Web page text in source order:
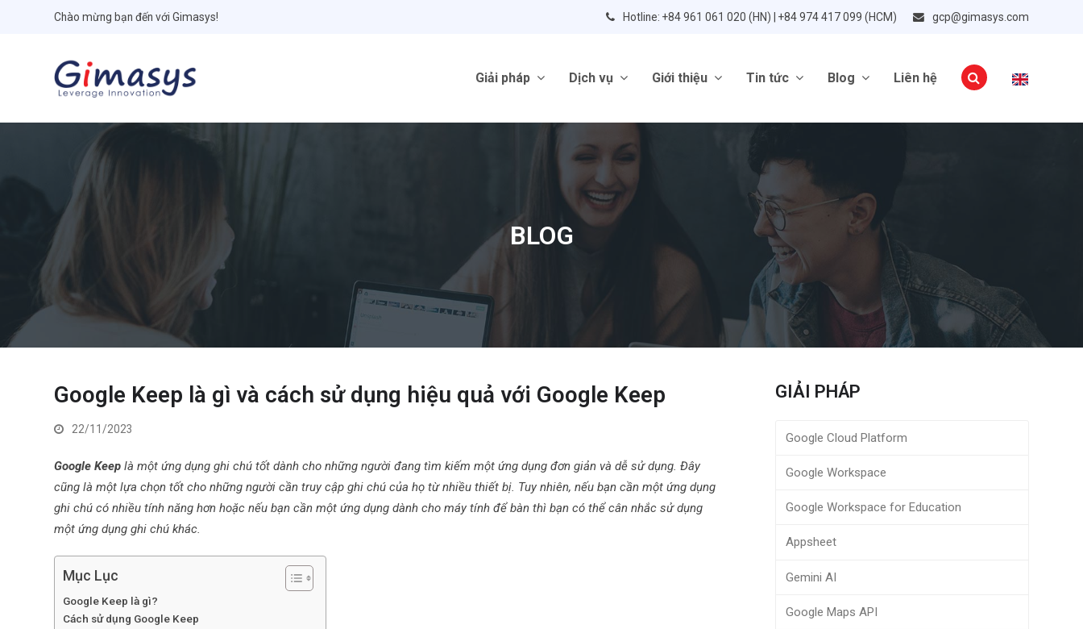
Chào mừng bạn đến với Gimasys! Hotline: +84 961 061 020 (HN) | +84 974 417 099 (HCM) gcp@gimasys.com
Giải pháp Dịch vụ Giới thiệu Tin tức Blog Liên hệ
BLOG
Google Keep là gì và cách sử dụng hiệu quả với Google Keep
22/11/2023
Google Keeplà một ứng dụng ghi chú tốt dành cho những người đang tìm kiếm một ứng dụng đơn giản và dễ sử dụng. Đây
cũng là một lựa chọn tốt cho những người cần truy cập ghi chú của họ từ nhiều thiết bị. Tuy nhiên, nếu bạn cần một ứng dụng
ghi chú có nhiều tính năng hơn hoặc nếu bạn cần một ứng dụng dành cho máy tính để bàn thì bạn có thể cân nhắc sử dụng
một ứng dụng ghi chú khác.
Mục Lục
Google Keep là gì?
Cách sử dụng Google Keep
GIẢI PHÁP
Google Cloud Platform
Google Workspace
Google Workspace for Education
Appsheet
Gemini AI
Google Maps API